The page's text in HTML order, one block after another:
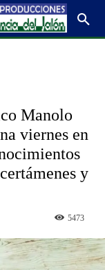
Manolo
viernes en
y
5473